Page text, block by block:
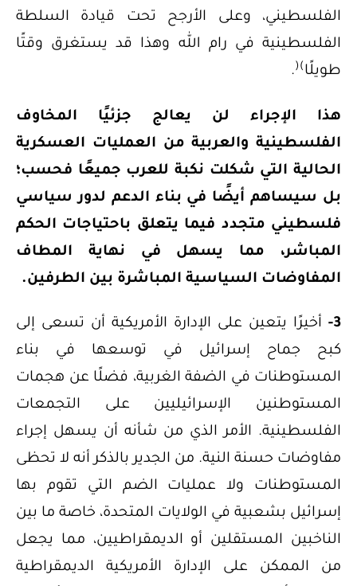
الفلسطيني، وعلى الأرجح تحت قيادة السلطة
الفلسطينية في رام الله وهذا قد يستغرق وقتًا
طويلًا)
(
.
هذا الإجراء لن يعالج جزئيًا المخاوف
الفلسطينية والعربية من العمليات العسكرية
الحالية التي شكلت نكبة للعرب جميعًا فحسب؛
بل سيساهم أيضًا في بناء الدعم لدور سياسي
فلسطيني متجدد فيما يتعلق باحتياجات الحكم
المباشر، مما يسهل في نهاية المطاف
المفاوضات السياسية المباشرة بين الطرفين.
أخيرًا يتعين على الإدارة الأمريكية أن تسعى إلى
كبح جماح إسرائيل في توسعها في بناء
المستوطنات في الضفة الغربية، فضلًا عن هجمات
المستوطنين الإسرائيليين على التجمعات
الفلسطينية. الأمر الذي من شأنه أن يسهل إجراء
مفاوضات حسنة النية. من الجدير بالذكر أنه لا تحظى
المستوطنات ولا عمليات الضم التي تقوم بها
إسرائيل بشعبية في الولايات المتحدة، خاصة ما بين
الناخبين المستقلين أو الديمقراطيين، مما يجعل
من الممكن على الإدارة الأمريكية الديمقراطية